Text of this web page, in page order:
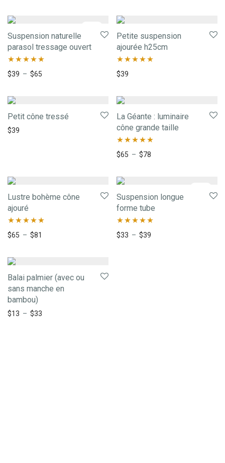
Suspension naturelle
parasol tressage ouvert
Note 5.00
$39 – $65
Petite suspension
ajourée h25cm
Note
$39
Petit cône tressé
$39
La Géante : luminaire
cône grande taille
Note 5.00
$65 – $78
Lustre bohème cône
ajouré
Note 5.00
$65 – $81
Suspension longue
forme tube
Note 5.00
$33 – $39
Balai palmier (avec ou
sans manche en
bambou)
$13 – $33